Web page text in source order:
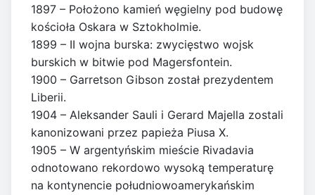
1897 – Położono kamień węgielny pod budowę
kościoła Oskara w Sztokholmie.
1899 – II wojna burska: zwycięstwo wojsk
burskich w bitwie pod Magersfontein.
1900 – Garretson Gibson został prezydentem
Liberii.
1904 – Aleksander Sauli i Gerard Majella zostali
kanonizowani przez papieża Piusa X.
1905 – W argentyńskim mieście Rivadavia
odnotowano rekordowo wysoką temperaturę
na kontynencie południowoamerykańskim